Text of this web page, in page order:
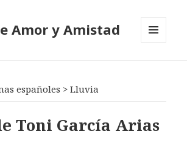
Amor y Amistad
españoles >Lluvia
Toni García Arias